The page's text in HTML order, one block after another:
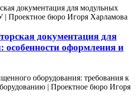
документация для
особенности оформления и